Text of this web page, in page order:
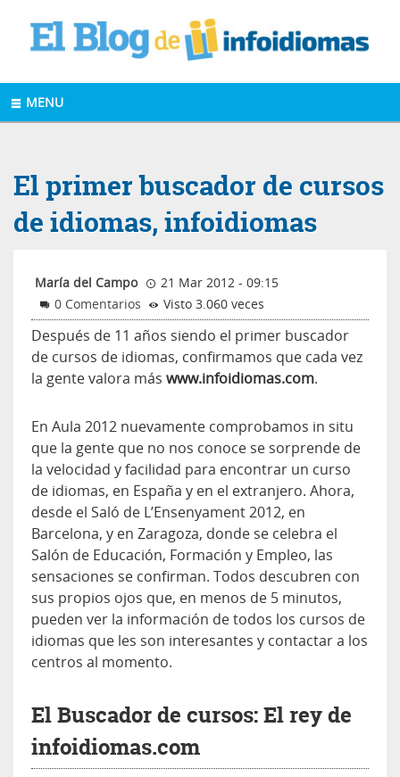
MENU
El primer buscador de cursos
de idiomas, infoidiomas
María del Campo
21 Mar 2012 - 09:15
0 Comentarios
Visto 3.060 veces
Después de 11 años siendo el primer buscador
de cursos de idiomas, confirmamos que cada vez
la gente valora más www.infoidiomas.com.
En Aula 2012 nuevamente comprobamos in situ
que la gente que no nos conoce se sorprende de
la velocidad y facilidad para encontrar un curso
de idiomas, en España y en el extranjero. Ahora,
desde el Saló de L’Ensenyament 2012, en
Barcelona, y en Zaragoza, donde se celebra el
Salón de Educación, Formación y Empleo, las
sensaciones se confirman. Todos descubren con
sus propios ojos que, en menos de 5 minutos,
pueden ver la información de todos los cursos de
idiomas que les son interesantes y contactar a los
centros al momento.
El Buscador de cursos: El rey de
infoidiomas.com